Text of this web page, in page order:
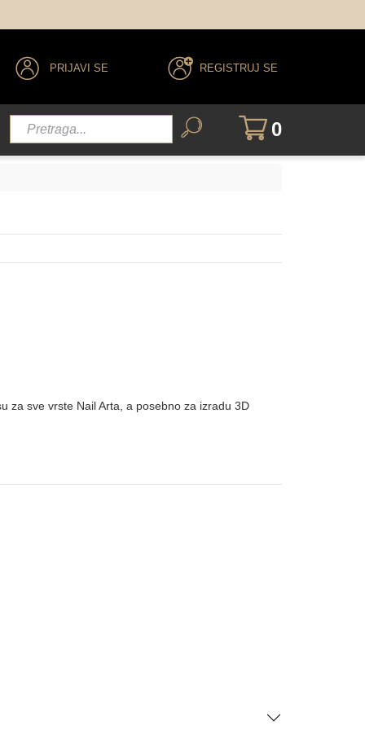
PRIJAVI SE REGISTRUJ SE
0
za sve vrste Nail Arta, a posebno za izradu 3D